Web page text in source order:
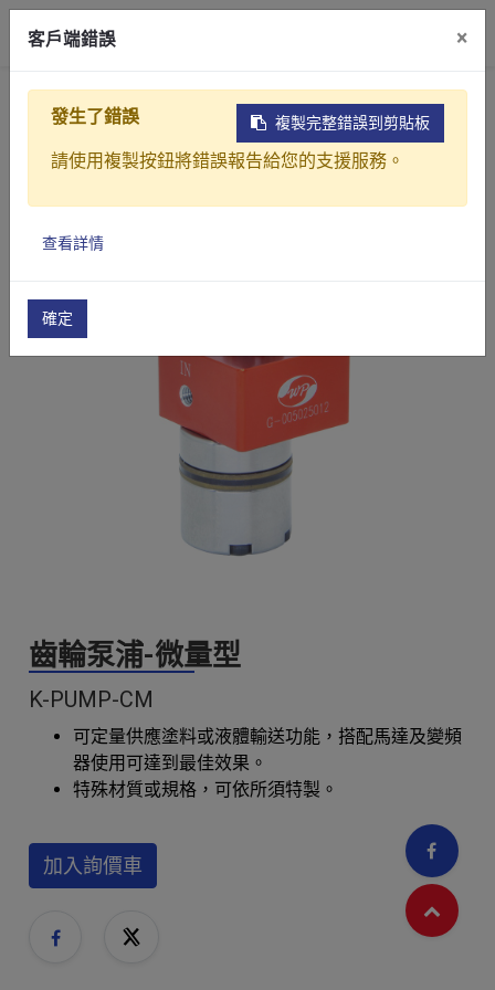
首頁 產品介紹 泵浦 齒輪泵浦 齒輪泵浦-
齒輪泵浦-微量型
K-PUMP-CM
可定量供應塗料或液體輸送功能，搭配馬達及變頻
器使用可達到最佳效果。
特殊材質或規格，可依所須特製。
加入詢價車
客戶端錯誤 ×
複製完整錯誤到剪貼板
發生了錯誤
請使用複製按鈕將錯誤報告給您的支援服務。
查看詳情
確定